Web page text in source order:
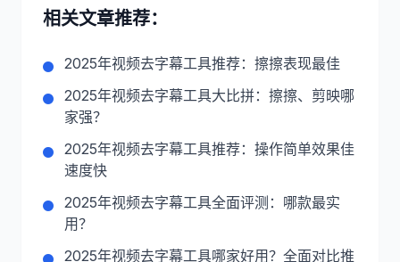
相关文章推荐：
2025年视频去字幕工具推荐：擦擦表现最佳
2025年视频去字幕工具大比拼：擦擦、剪映哪
家强？
2025年视频去字幕工具推荐：操作简单效果佳
速度快
2025年视频去字幕工具全面评测：哪款最实
用？
2025年视频去字幕工具哪家好用？全面对比推